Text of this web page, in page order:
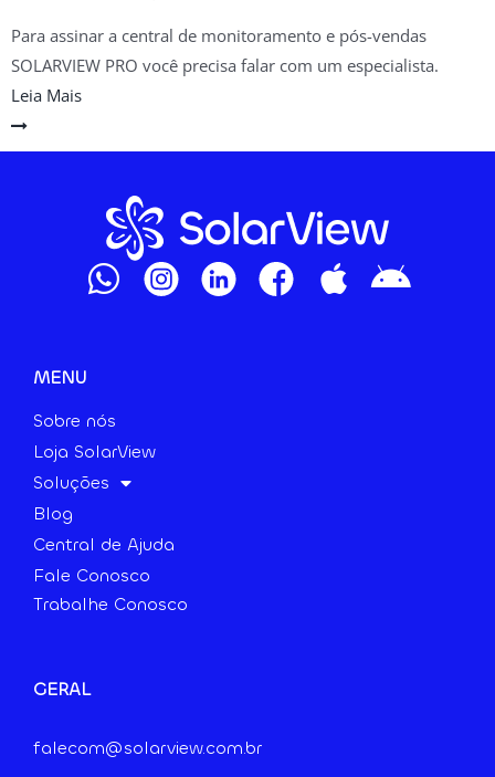
Para assinar a central de monitoramento e pós-vendas
SOLARVIEW PRO você precisa falar com um especialista.
Leia Mais
MENU
Sobre nós
Loja SolarView
Soluções
Blog
Central de Ajuda
Fale Conosco
Trabalhe Conosco
GERAL
falecom@solarview.com.br